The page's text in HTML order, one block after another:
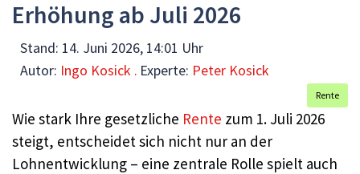
Erhöhung ab Juli 2026
Stand: 14. Juni 2026, 14:01 Uhr
Autor: Ingo Kosick . Experte: Peter Kosick
Rente
Wie stark Ihre gesetzliche Rente zum 1. Juli 2026
steigt, entscheidet sich nicht nur an der
Lohnentwicklung – eine zentrale Rolle spielt auch